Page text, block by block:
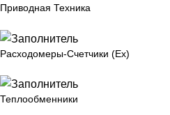
Приводная Техника
Расходомеры-Счетчики (Ex)
Теплообменники